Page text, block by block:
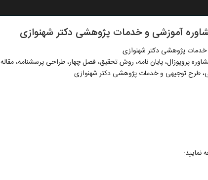
مشاوره آموزشی و خدمات پژوهشی دکتر شهنوازی
و خدمات پژوهشی دکتر شهنوازی
پروپوزال، پایان نامه، روش تحقیق، فصل چهار، طراحی پرسشنامه، مقاله
طرح توجیهی و خدمات پژوهشی دکتر شهنوازی
نمایید: